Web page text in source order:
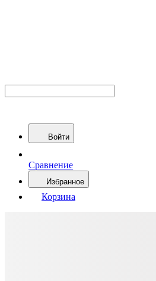
Войти
Сравнение
Избранное
Корзина